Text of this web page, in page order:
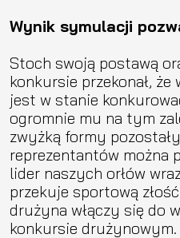
Wynik symulacji
Stoch swoją postawą
konkursie przekonał,
jest w stanie
ogromnie mu na tym
zwyżką formy
reprezentantów można
lider naszych orłów
przekuje sportową
drużyna włączy się do
konkursie drużynowym.